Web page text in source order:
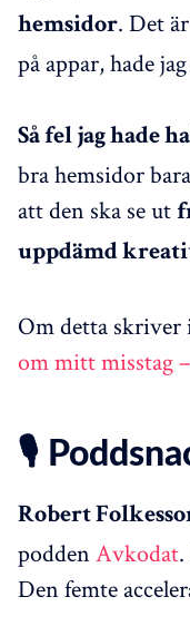
hemsidor. Det
på appar, hade
Så fel jag hade
bra hemsidor
att den ska se ut
uppdämd
Om detta skriver
om mitt misstag
🎙️
Robert
podden Avkodat
Den femte